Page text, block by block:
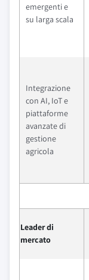
emergenti e
su larga scala
Integrazione
con AI, IoT e
piattaforme
avanzate di
gestione
agricola
Leader di
mercato